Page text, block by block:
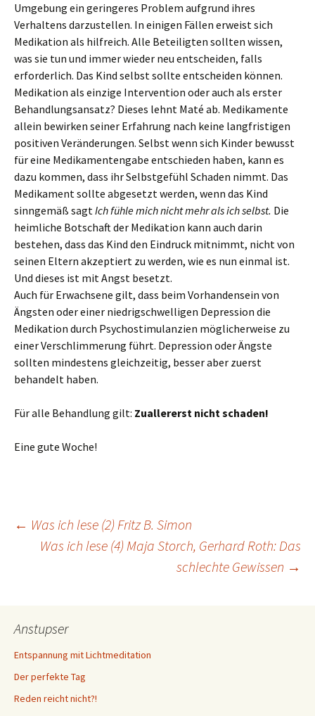
Umgebung ein geringeres Problem aufgrund ihres
Verhaltens darzustellen. In einigen Fällen erweist sich
Medikation als hilfreich. Alle Beteiligten sollten wissen,
was sie tun und immer wieder neu entscheiden, falls
erforderlich. Das Kind selbst sollte entscheiden können.
Medikation als einzige Intervention oder auch als erster
Behandlungsansatz? Dieses lehnt Maté ab. Medikamente
allein bewirken seiner Erfahrung nach keine langfristigen
positiven Veränderungen. Selbst wenn sich Kinder bewusst
für eine Medikamentengabe entschieden haben, kann es
dazu kommen, dass ihr Selbstgefühl Schaden nimmt. Das
Medikament sollte abgesetzt werden, wenn das Kind
sinngemäß sagtIch fühle mich nicht mehr als ich selbst. Die
heimliche Botschaft der Medikation kann auch darin
bestehen, dass das Kind den Eindruck mitnimmt, nicht von
seinen Eltern akzeptiert zu werden, wie es nun einmal ist.
Und dieses ist mit Angst besetzt.
Auch für Erwachsene gilt, dass beim Vorhandensein von
Ängsten oder einer niedrigschwelligen Depression die
Medikation durch Psychostimulanzien möglicherweise zu
einer Verschlimmerung führt. Depression oder Ängste
sollten mindestens gleichzeitig, besser aber zuerst
behandelt haben.
Für alle Behandlung gilt: Zuallererst nicht schaden!
Eine gute Woche!
Beitragsnavigation
← Was ich lese (2) Fritz B. Simon
Was ich lese (4) Maja Storch, Gerhard Roth: Das
schlechte Gewissen →
Anstupser
Entspannung mit Lichtmeditation
Der perfekte Tag
Reden reicht nicht?!